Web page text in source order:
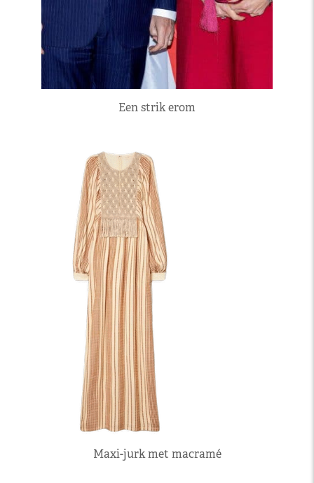
Een strik erom
Maxi-jurk met macramé